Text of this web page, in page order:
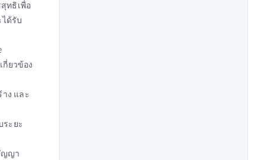
ทธิเพื่อ
ด้รับ
ยวข้อง
ง และ
ะยะ
ญญา